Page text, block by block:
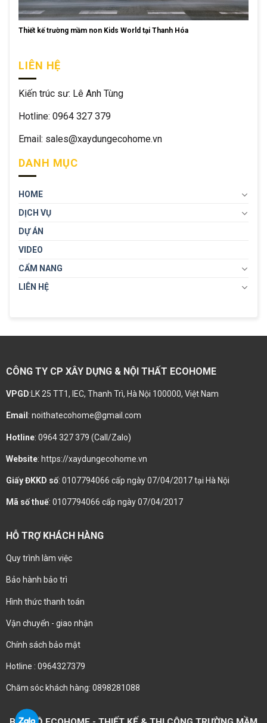
Thiết kế trường mầm non Kids World tại Thanh Hóa
LIÊN HỆ
Kiến trúc sư: Lê Anh Tùng
Hotline: 0964 327 379
Email: sales@xaydungecohome.vn
DANH MỤC
HOME
DỊCH VỤ
DỰ ÁN
VIDEO
CẨM NANG
LIÊN HỆ
CÔNG TY CP XÂY DỰNG & NỘI THẤT ECOHOME
VPGD:LK 25 TT1, IEC, Thanh Trì, Hà Nội 100000, Việt Nam
Email : noithatecohome@gmail.com
Hotline: 0964 327 379 (Call/Zalo)
Website: https://xaydungecohome.vn
Giấy ĐKKD số: 0107794066 cấp ngày 07/04/2017 tại Hà Nội
Mã số thuế: 0107794066 cấp ngày 07/04/2017
HỖ TRỢ KHÁCH HÀNG
Quy trình làm việc
Bảo hành bảo trì
Hình thức thanh toán
Vận chuyển - giao nhận
Chính sách bảo mật
Hotline : 0964327379
Chăm sóc khách hàng: 0898281088